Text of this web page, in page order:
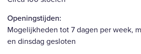
Openingstijden:
Mogelijkheden tot 7 dagen per week,
en dinsdag gesloten